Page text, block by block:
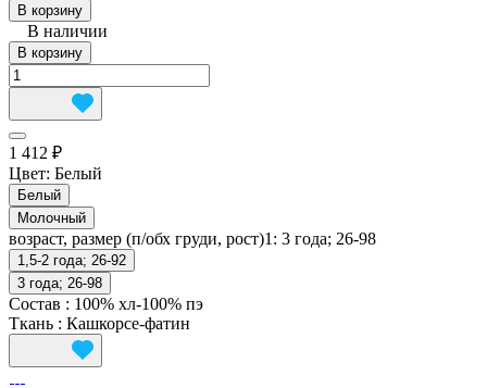
В корзину
В наличии
В корзину
1 412 ₽
Цвет: Белый
Белый
Молочный
возраст, размер (п/обх груди, рост)1: 3 года; 26-98
1,5-2 года; 26-92
3 года; 26-98
Состав : 100% хл-100% пэ
Ткань : Кашкорсе-фатин